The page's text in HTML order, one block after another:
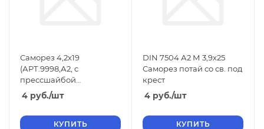
Саморез 4,2х19
(АРТ.9998,А2, с
прессшайбой
сверло.крест/шл.)
4 руб./шт
КУПИТЬ
DIN 7504 А2 М 3,9х25
Саморез потай со св. под
крест
4 руб./шт
КУПИТЬ